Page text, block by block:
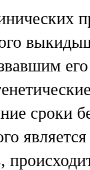
сроки